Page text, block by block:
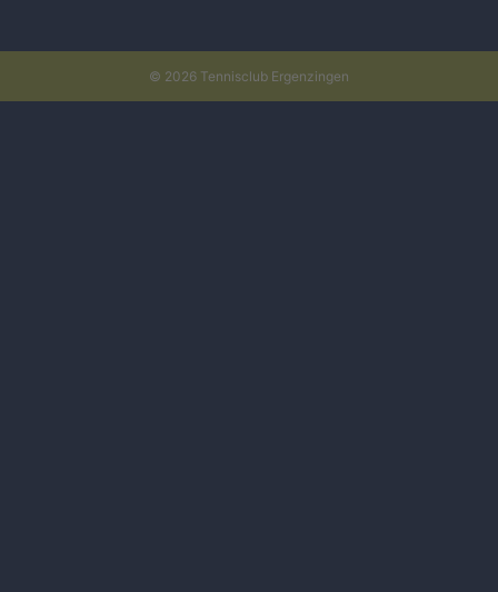
© 2026 Tennisclub Ergenzingen